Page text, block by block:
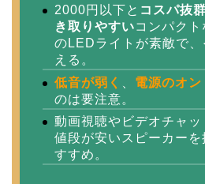
2000円以下と コスパ抜群
き取りやすいコンパク
のLEDライトが素敵で、
える。
低音が弱く
電源のオ
のは要注意。
動画視聴やビデオチャッ
値段が安いスピーカー
すすめ。